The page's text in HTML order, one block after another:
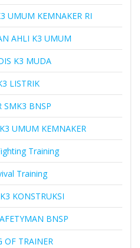
UMUM KEMNAKER RI
AHLI K3 UMUM
K3 MUDA
LISTRIK
SMK3 BNSP
UMUM KEMNAKER
Training
Training
KONSTRUKSI
BNSP
OF TRAINER